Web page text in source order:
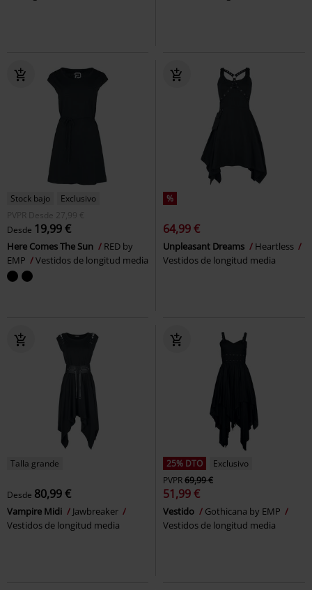
Stock bajo
Exclusivo
PVPR
Desde 27,99 €
Desde 19,99 €
Here Comes The Sun
RED by
EMP
Vestidos de longitud media
%
64,99 €
Unpleasant Dreams
Heartless
Vestidos de longitud media
Talla grande
Desde 80,99 €
Vampire Midi
Jawbreaker
Vestidos de longitud media
25% DTO
Exclusivo
PVPR69,99 €
51,99 €
Vestido
Gothicana by EMP
Vestidos de longitud media